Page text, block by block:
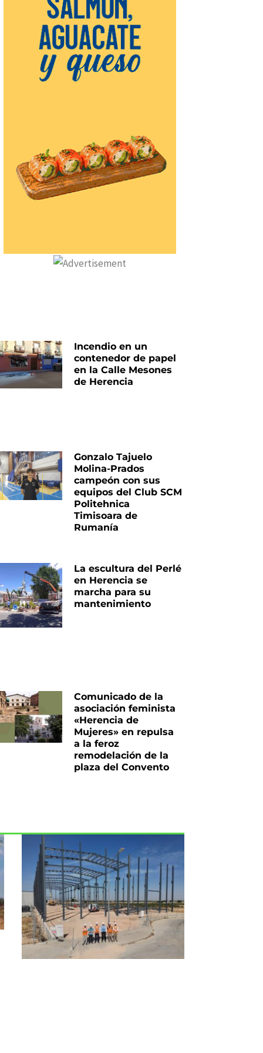
Incendio en un
contenedor de papel
en la Calle Mesones
de Herencia
Gonzalo Tajuelo
Molina-Prados
campeón con sus
equipos del Club SCM
Politehnica
Timisoara de
Rumanía
La escultura del Perlé
en Herencia se
marcha para su
mantenimiento
Comunicado de la
asociación feminista
«Herencia de
Mujeres» en repulsa
a la feroz
remodelación de la
plaza del Convento